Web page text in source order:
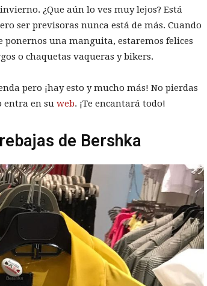
¿Que aún lo ves muy lejos? Está
ser previsoras nunca está de más. Cuando
una manguita, estaremos felices
o chaquetas vaqueras y bikers.
pero ¡hay esto y mucho más! No pierdas
entra en su web. ¡Te encantará todo!
de Bershka